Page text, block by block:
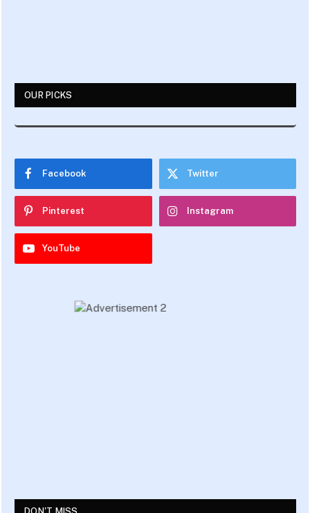
OUR PICKS
Facebook Twitter
Pinterest Instagram
YouTube